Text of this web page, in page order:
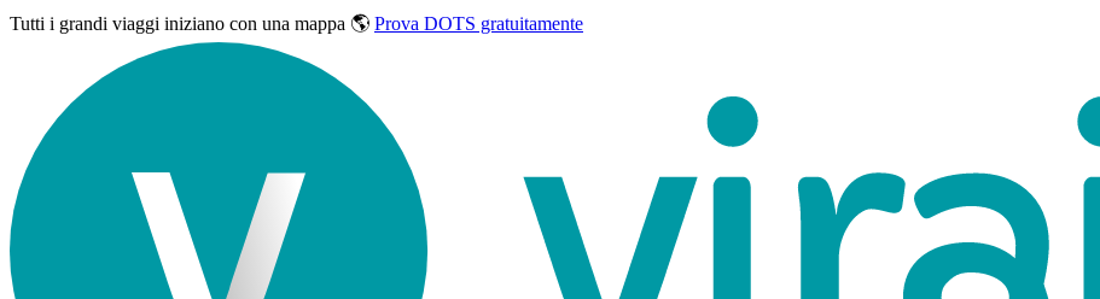
Tutti i grandi viaggi iniziano con una mappa 🌎 Prova DOTS gratuitamente